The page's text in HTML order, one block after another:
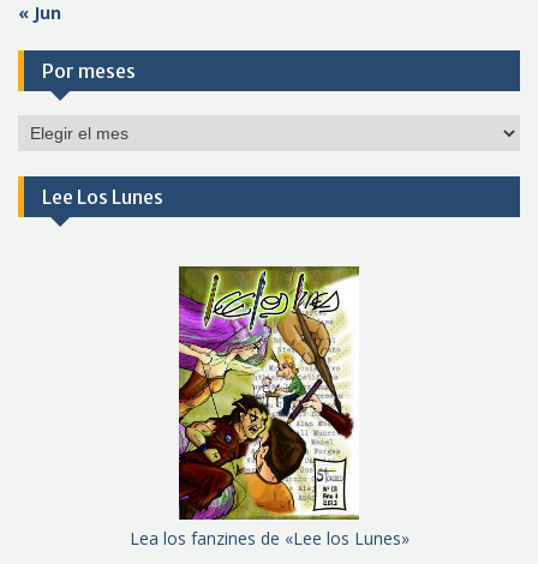
« Jun
Por meses
Por
Lee Los Lunes
Lea los fanzines de «Lee los Lunes»